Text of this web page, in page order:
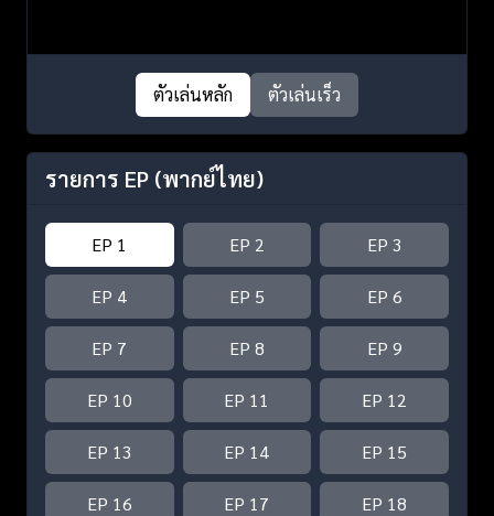
ตัวเล่นหลัก ตัวเล่นเร็ว
รายการ EP (พากย์ไทย)
EP 1 EP 2 EP 3
EP 4 EP 5 EP 6
EP 7 EP 8 EP 9
EP 10 EP 11 EP 12
EP 13 EP 14 EP 15
EP 16 EP 17 EP 18